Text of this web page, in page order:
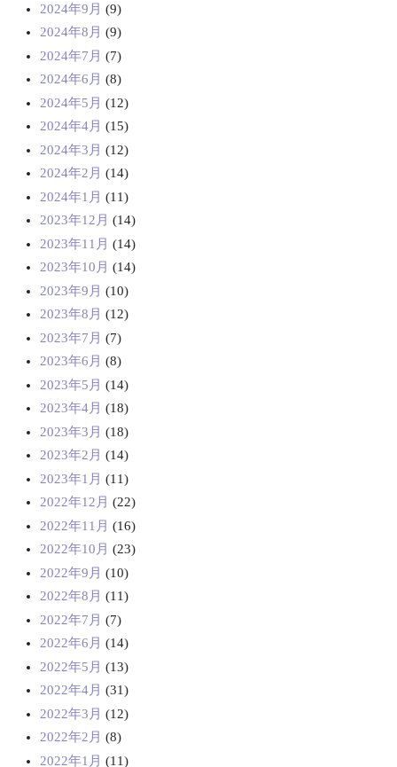
2024年9月 (9)
2024年8月 (9)
2024年7月 (7)
2024年6月 (8)
2024年5月 (12)
2024年4月 (15)
2024年3月 (12)
2024年2月 (14)
2024年1月 (11)
2023年12月 (14)
2023年11月 (14)
2023年10月 (14)
2023年9月 (10)
2023年8月 (12)
2023年7月 (7)
2023年6月 (8)
2023年5月 (14)
2023年4月 (18)
2023年3月 (18)
2023年2月 (14)
2023年1月 (11)
2022年12月 (22)
2022年11月 (16)
2022年10月 (23)
2022年9月 (10)
2022年8月 (11)
2022年7月 (7)
2022年6月 (14)
2022年5月 (13)
2022年4月 (31)
2022年3月 (12)
2022年2月 (8)
2022年1月 (11)